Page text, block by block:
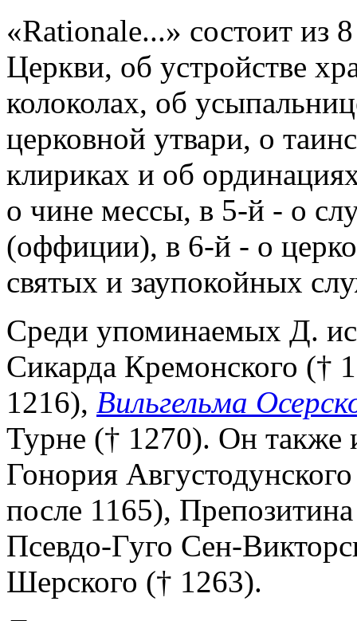
«Rationale...» состоит из
Церкви, об устройстве
колоколах, об
церковной утвари, о
клириках и об
о чине мессы, в 5-й - о
(оффиции), в 6-й - о
святых и заупокойных
Среди упоминаемых Д.
Сикарда Кремонского (†
1216), Вильгельма
Турне († 1270). Он также
Гонория
после 1165),
Псевдо-Гуго Сен-
Шерского († 1263).